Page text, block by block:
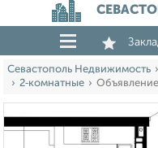
Севастополь Недвижимость
2‑комнатные